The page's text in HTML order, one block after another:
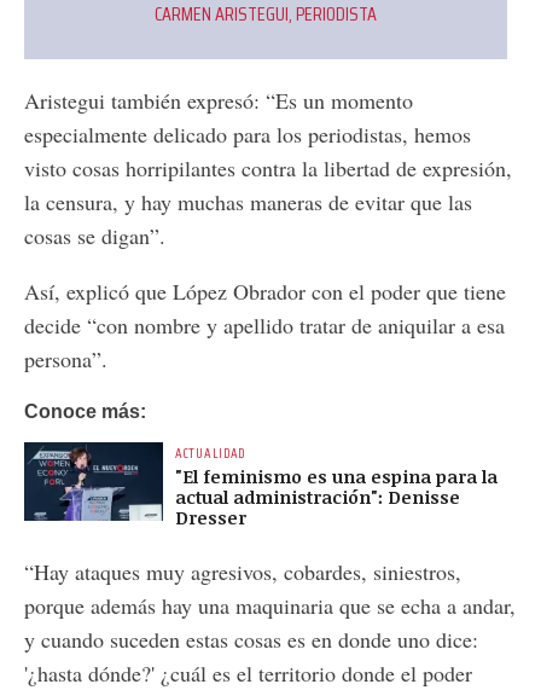
CARMEN ARISTEGUI, PERIODISTA
Aristegui también expresó: “Es un momento
especialmente delicado para los periodistas, hemos
visto cosas horripilantes contra la libertad de expresión,
la censura, y hay muchas maneras de evitar que las
cosas se digan”.
Así, explicó que López Obrador con el poder que tiene
decide “con nombre y apellido tratar de aniquilar a esa
persona”.
Conoce más:
ACTUALIDAD
"El feminismo es una espina para la
actual administración": Denisse
Dresser
“Hay ataques muy agresivos, cobardes, siniestros,
porque además hay una maquinaria que se echa a andar,
y cuando suceden estas cosas es en donde uno dice:
'¿hasta dónde?' ¿cuál es el territorio donde el poder